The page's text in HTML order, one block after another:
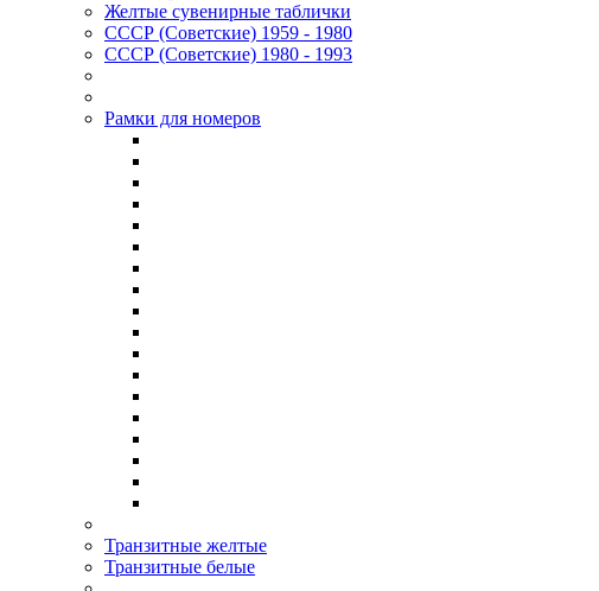
Желтые сувенирные таблички
СССР (Советские) 1959 - 1980
СССР (Советские) 1980 - 1993
Рамки для номеров
Транзитные желтые
Транзитные белые